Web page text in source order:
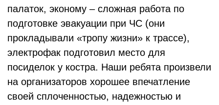
палаток, эконому – сложная работа по
подготовке эвакуации при ЧС (они
прокладывали «тропу жизни» к трассе),
электрофак подготовил место для
посиделок у костра. Наши ребята произвели
на организаторов хорошее впечатление
своей сплоченностью, надежностью и